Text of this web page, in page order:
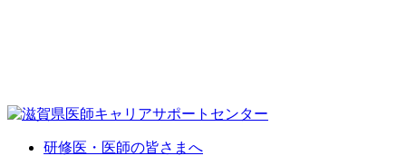
研修医・医師の皆さまへ